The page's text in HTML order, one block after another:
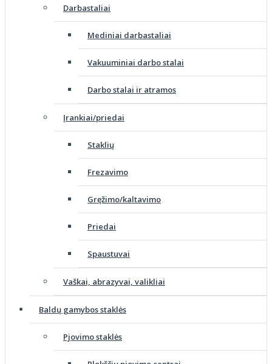
Darbastaliai
Mediniai darbastaliai
Vakuuminiai darbo stalai
Darbo stalai ir atramos
Įrankiai/priedai
Staklių
Frezavimo
Gręžimo/kaltavimo
Priedai
Spaustuvai
Vaškai, abrazyvai, valikliai
Baldų gamybos staklės
Pjovimo staklės